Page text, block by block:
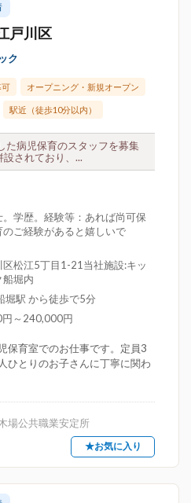
戸川区
ク
可 オープニング・新規オープン
駅近（徒歩10分以内）
た病児保育のスタッフを募集
されており、...
。学歴。経験等：あれば尚可保
ご経験があると嬉しいで
区松江5丁目1-21当社施設:キッ
船堀内
堀駅 から徒歩で5分
～240,000円
保育室でのお仕事です。定員3
ひとりのお子さんに丁寧に関わ
場公共職業安定所
★お気に入り